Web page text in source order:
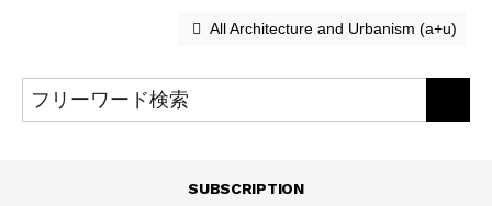
All Architecture and Urbanism (a+u)
SUBSCRIPTION